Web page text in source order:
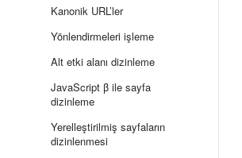
Kanonik URL’ler
Yönlendirmeleri işleme
Alt etki alanı dizinleme
JavaScript β ile sayfa
dizinleme
Yerelleştirilmiş sayfaların
dizinlenmesi